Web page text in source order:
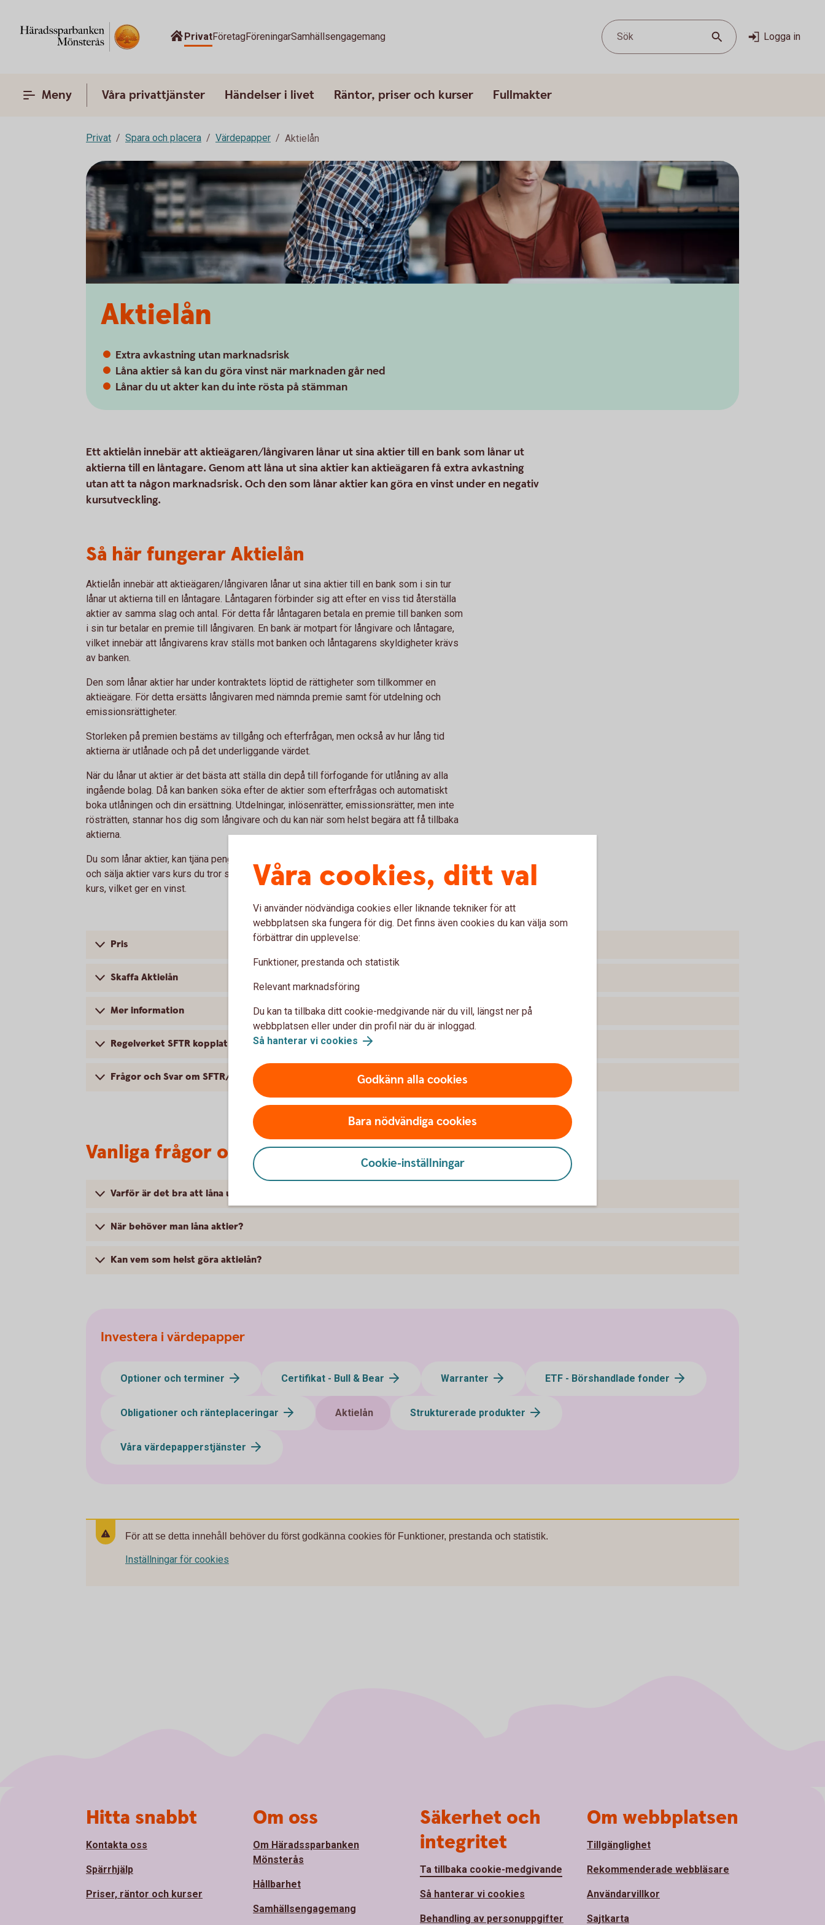
PrivatFöretagFöreningarSamhällsengagemang Sök Logga in
Meny Våra privattjänster Händelser i livet Räntor, priser och kurser Fullmakter
Privat Spara och placera Värdepapper Aktielån
Aktielån
Extra avkastning utan marknadsrisk
Låna aktier så kan du göra vinst när marknaden går ned
Lånar du ut akter kan du inte rösta på stämman
Ett aktielån innebär att aktieägaren/långivaren lånar ut sina aktier till en bank som lånar ut
aktierna till en låntagare. Genom att låna ut sina aktier kan aktieägaren få extra avkastning
utan att ta någon marknadsrisk. Och den som lånar aktier kan göra en vinst under en negativ
kursutveckling.
Så här fungerar Aktielån
Aktielån innebär att aktieägaren/långivaren lånar ut sina aktier till en bank som i sin tur
lånar ut aktierna till en låntagare. Låntagaren förbinder sig att efter en viss tid återställa
aktier av samma slag och antal. För detta får låntagaren betala en premie till banken som
i sin tur betalar en premie till långivaren. En bank är motpart för långivare och låntagare,
vilket innebär att långivarens krav ställs mot banken och låntagarens skyldigheter krävs
av banken.
Den som lånar aktier har under kontraktets löptid de rättigheter som tillkommer en
aktieägare. För detta ersätts långivaren med nämnda premie samt för utdelning och
emissionsrättigheter.
Storleken på premien bestäms av tillgång och efterfrågan, men också av hur lång tid
aktierna är utlånade och på det underliggande värdet.
När du lånar ut aktier är det bästa att ställa din depå till förfogande för utlåning av alla
ingående bolag. Då kan banken söka efter de aktier som efterfrågas och automatiskt
boka utlåningen och din ersättning. Utdelningar, inlösenrätter, emissionsrätter, men inte
rösträtten, stannar hos dig som långivare och du kan när som helst begära att få tillbaka
aktierna.
Du som lånar aktier, kan tjäna pengar i en marknad med fallande kurser genom att låna
och sälja aktier vars kurs du tror ska gå ned och sedan köpa tillbaka aktierna till en lägre
kurs, vilket ger en vinst.
Pris
Skaffa Aktielån
Mer information
Regelverket SFTR kopplat till Aktielån
Frågor och Svar om SFTR/Transaktionsrapportering
Vanliga frågor och svar
Varför är det bra att låna ut aktier?
När behöver man låna aktier?
Kan vem som helst göra aktielån?
Investera i värdepapper
Optioner och terminer Certifikat - Bull & Bear Warranter ETF - Börshandlade fonder
Obligationer och ränteplaceringar Aktielån Strukturerade produkter
Våra värdepapperstjänster
För att se detta innehåll behöver du först godkänna cookies för Funktioner, prestanda och statistik.
Inställningar för cookies
Våra cookies, ditt val
Vi använder nödvändiga cookies eller liknande tekniker för att
webbplatsen ska fungera för dig. Det finns även cookies du kan välja som
förbättrar din upplevelse:
Funktioner, prestanda och statistik
Relevant marknadsföring
Du kan ta tillbaka ditt cookie-medgivande när du vill, längst ner på
webbplatsen eller under din profil när du är inloggad.
Så hanterar vi cookies
Godkänn alla cookies
Bara nödvändiga cookies
Cookie-inställningar
Hitta snabbt
Kontakta oss
Spärrhjälp
Priser, räntor och kurser
Om oss
Om Häradssparbanken
Mönsterås
Hållbarhet
Samhällsengagemang
Säkerhet och
integritet
Ta tillbaka cookie-medgivande
Så hanterar vi cookies
Behandling av personuppgifter
Om webbplatsen
Tillgänglighet
Rekommenderade webbläsare
Användarvillkor
Sajtkarta